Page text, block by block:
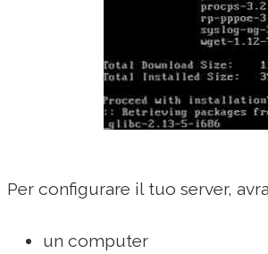
Per configurare il tuo server,
un computer